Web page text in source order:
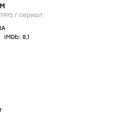
/ сериал
IMDb: 8,1